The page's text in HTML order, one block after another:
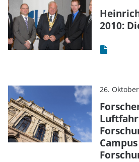
2010:
26.
Campus